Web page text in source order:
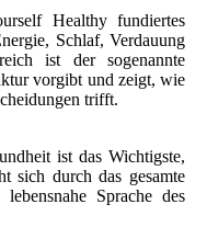
Healthy fundiertes
Schlaf, Verdauung
ist der sogenannte
vorgibt und zeigt, wie
trifft.
ist das Wichtigste,
sich durch das gesamte
Sprache des